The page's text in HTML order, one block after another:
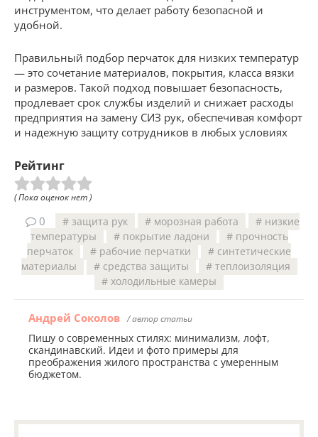
инструментом, что делает работу безопасной и
удобной.
Правильный подбор перчаток для низких температур
— это сочетание материалов, покрытия, класса вязки
и размеров. Такой подход повышает безопасность,
продлевает срок службы изделий и снижает расходы
предприятия на замену СИЗ рук, обеспечивая комфорт
и надежную защиту сотрудников в любых условиях
Рейтинг
( Пока оценок нет )
0 защита рук морозная работа
низкие
температуры
покрытие ладони
прочность
перчаток
рабочие перчатки
синтетические
материалы
средства защиты
теплоизоляция
холодильные камеры
Андрей Соколов / автор статьи
Пишу о современных стилях: минимализм, лофт,
скандинавский. Идеи и фото примеры для
преображения жилого пространства с умеренным
бюджетом.